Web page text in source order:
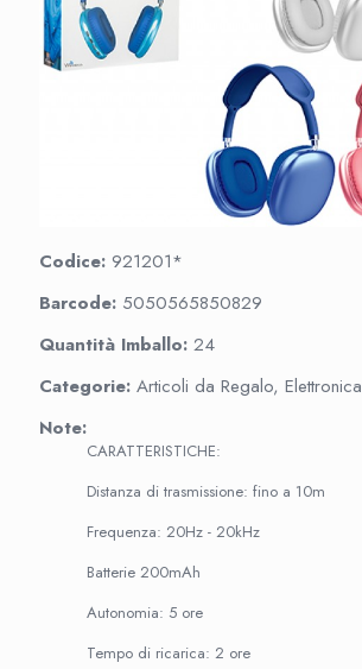
Codice: 921201*
Barcode: 5050565850829
Quantità Imballo: 24
Categorie: Articoli da Regalo, Elettronica
Note:
CARATTERISTICHE:
Distanza di trasmissione: fino a 10m
Frequenza: 20Hz - 20kHz
Batterie 200mAh
Autonomia: 5 ore
Tempo di ricarica: 2 ore